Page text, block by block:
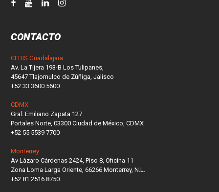
CONTACTO
CEDIS Guadalajara
Av. La Tijera 193-B Los Tulipanes,
45647 Tlajomulco de Zúñiga, Jalisco
+52 33 3600 5600
CDMX
Gral. Emiliano Zapata 127
Portales Norte, 03300 Ciudad de México, CDMX
+52 55 5539 7700
Monterrey
Av Lázaro Cárdenas 2424, Piso 8, Oficina 11
Zona Loma Larga Oriente, 66266 Monterrey, N.L.
+52 81 2516 8750